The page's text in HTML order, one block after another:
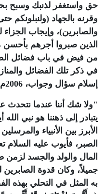
حق واستغفر لذنبك وسبح
وقرنه بالجهاد (ولنبلونكم
والصابرين)، وإيجاب
الذين صبروا أجرهم بأحسن
من فيض في باب فضائل
في ذكر تلك الفضائل
إسلام سؤال وجواب، 2006م)
"ولا شك أننا عندما نتحدث
يتبادر إلى ذهننا هو نبي
الأبرز بين الأنبياء
الصبر، فأيوب عليه السلام
المال والولد والجسد
جميلاً، وكان قدوة
به المثل في التحلي بهذه